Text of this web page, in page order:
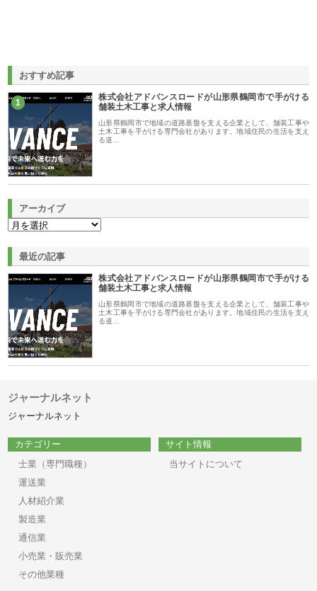
おすすめ記事
1
株式会社アドバンスロードが山形県鶴岡市で手がける
舗装土木工事と求人情報
山形県鶴岡市で地域の道路基盤を支える企業として、舗装工事や
土木工事を手がける専門会社があります。地域住民の生活を支え
る道…
アーカイブ
最近の記事
株式会社アドバンスロードが山形県鶴岡市で手がける
舗装土木工事と求人情報
山形県鶴岡市で地域の道路基盤を支える企業として、舗装工事や
土木工事を手がける専門会社があります。地域住民の生活を支え
る道…
ジャーナルネット
ジャーナルネット
カテゴリー
士業（専門職種）
運送業
人材紹介業
製造業
通信業
小売業・販売業
その他業種
サイト情報
当サイトについて